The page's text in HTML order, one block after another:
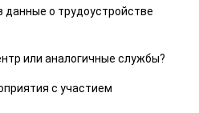
данные о трудоустройстве
или аналогичные службы?
с участием